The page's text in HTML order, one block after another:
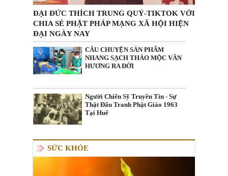
ĐẠI ĐỨC THÍCH TRUNG QUÝ-TIKTOK VỚI
CHIA SẺ PHẬT PHÁP MẠNG XÃ HỘI HIỆN
ĐẠI NGÀY NAY
CÂU CHUYỆN SẢN PHẨM
NHANG SẠCH THẢO MỘC VÂN
HƯƠNG RA ĐỜI
Người Chiến Sỹ Truyền Tin - Sự
Thật Đấu Tranh Phật Giáo 1963
Tại Huế
SỨC KHỎE